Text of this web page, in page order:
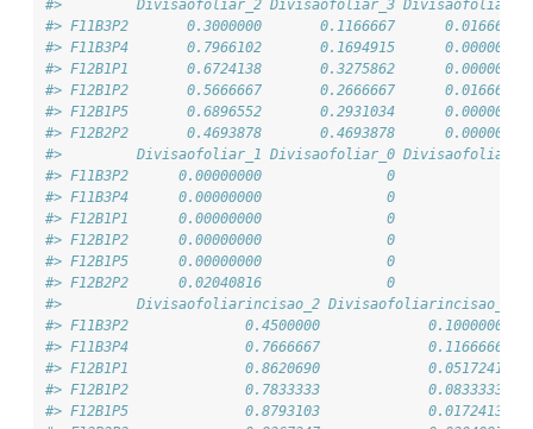
#>         Divisaofoliar_2 Divisaofoliar_3 Divisaofoliar_5
#> F11B3P2       0.3000000       0.1166667
#> F11B3P4       0.7966102       0.1694915
#> F12B1P1       0.6724138       0.3275862
#> F12B1P2       0.5666667       0.2666667
#> F12B1P5       0.6896552       0.2931034
#> F12B2P2       0.4693878       0.4693878
#>         Divisaofoliar_1 Divisaofoliar_0 Divisaofoliar_6
#> F11B3P2      0.00000000               0               0
#> F11B3P4      0.00000000               0               0
#> F12B1P1      0.00000000               0               0
#> F12B1P2      0.00000000               0               0
#> F12B1P5      0.00000000               0               0
#> F12B2P2      0.02040816               0               0
#>         Divisaofoliarincisao_2 Divisaofoliarincisao_3
#> F11B3P2              0.4500000             0.10000000
#> F11B3P4              0.7666667             0.11666667
#> F12B1P1              0.8620690             0.05172414
#> F12B1P2              0.7833333             0.08333333
#> F12B1P5              0.8793103             0.01724138